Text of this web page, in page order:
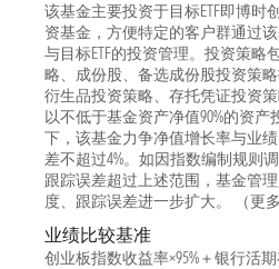
该基金主要投资于目标ETF即博时
资基金，方便特定的客户群通过
与目标ETF的投资管理。投资策
略、成份股、备选成份股投资策
衍生品投资策略、存托凭证投资
以不低于基金资产净值90%的资产
下，该基金力争净值增长率与业
差不超过4%。如因指数编制规则
跟踪误差超过上述范围，基金管
度、跟踪误差进一步扩大。 （更
业绩比较基准
创业板指数收益率×95%＋银行活